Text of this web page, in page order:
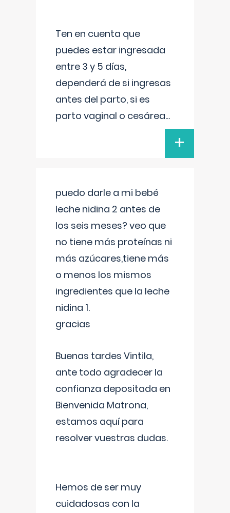
Ten en cuenta que
puedes estar ingresada
entre 3 y 5 días,
dependerá de si ingresas
antes del parto, si es
parto vaginal o cesárea...
+
puedo darle a mi bebé
leche nidina 2 antes de
los seis meses? veo que
no tiene más proteínas ni
más azúcares,tiene más
o menos los mismos
ingredientes que la leche
nidina 1.
gracias
Buenas tardes Vintila,
ante todo agradecer la
confianza depositada en
Bienvenida Matrona,
estamos aquí para
resolver vuestras dudas.
Hemos de ser muy
cuidadosas con la